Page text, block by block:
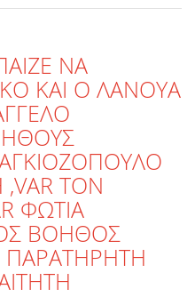
ΝΑ
ΚΑΙ Ο ΛΑΝΟΥΑ
TON
ΦΩΤΙΑ
ΒΟΗΘΟΣ